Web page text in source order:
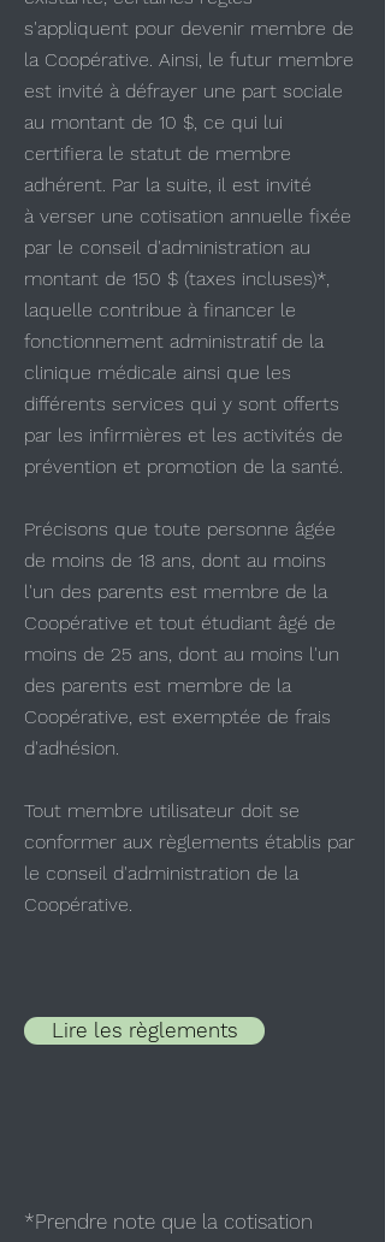
*Prendre note que la cotisation
s'appliquent pour devenir membre de
la Coopérative. Ainsi, le futur membre
est invité à défrayer une part sociale
au montant de 10 $, ce qui lui
certifiera le statut de membre
adhérent. Par la suite, il est invité
à verser une cotisation annuelle fixée
par le conseil d'administration au
montant de 150 $ (taxes incluses)*,
laquelle contribue à financer le
fonctionnement administratif de la
clinique médicale ainsi que les
différents services qui y sont offerts
par les infirmières et les activités de
prévention et promotion de la santé.
Précisons que toute personne âgée
de moins de 18 ans, dont au moins
l'un des parents est membre de la
Coopérative et tout étudiant âgé de
moins de 25 ans, dont au moins l'un
des parents est membre de la
Coopérative, est exemptée de frais
d'adhésion.
Tout membre utilisateur doit se
conformer aux règlements établis par
le conseil d'administration de la
Coopérative.
Lire les règlements